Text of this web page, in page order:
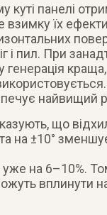
куті панелі
взимку їх
і пил. При
краща,
найвищий
що
на ±10°
уже на 6–10%.
вплинути